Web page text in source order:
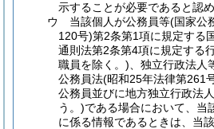
示することが必要であると認
ウ
当該個人が公務員等(国家公
120号)第2条第1項に規定する
通則法第2条第4項に規定する
職員を除く。) 、独立行政法
公務員法(昭和25年法律第261
公務員並びに地方独立行政法
う。)である場合において、当
に係る情報であるときは、当